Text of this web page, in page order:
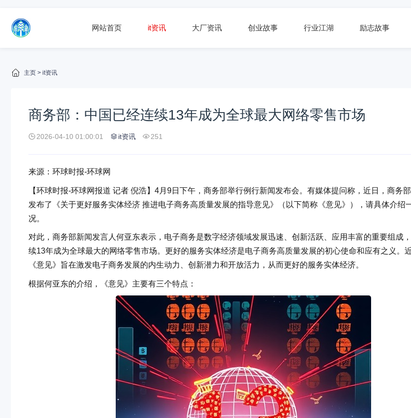
网站首页 it资讯 大厂资讯 创业故事 行业江湖 励志故事
主页 > it资讯
商务部：中国已经连续13年成为全球最大网络零售市场
2026-04-10 01:00:01 it资讯 251
来源：环球时报-环球网
【环球时报-环球网报道 记者 倪浩】4月9日下午，商务部举行例行新闻发布会。有媒体提问称，近日，商务
发布了《关于更好服务实体经济 推进电子商务高质量发展的指导意见》（以下简称《意见》），请具体介绍
况。
对此，商务部新闻发言人何亚东表示，电子商务是数字经济领域发展迅速、创新活跃、应用丰富的重要组成
续13年成为全球最大的网络零售市场。更好的服务实体经济是电子商务高质量发展的初心使命和应有之义。
《意见》旨在激发电子商务发展的内生动力、创新潜力和开放活力，从而更好的服务实体经济。
根据何亚东的介绍，《意见》主要有三个特点：